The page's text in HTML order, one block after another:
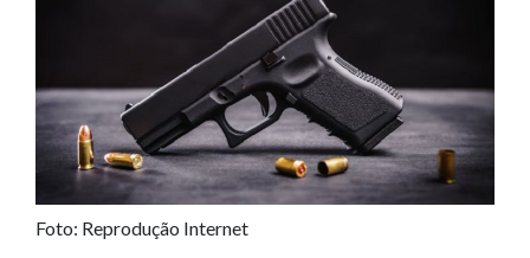
Foto: Reprodução Internet